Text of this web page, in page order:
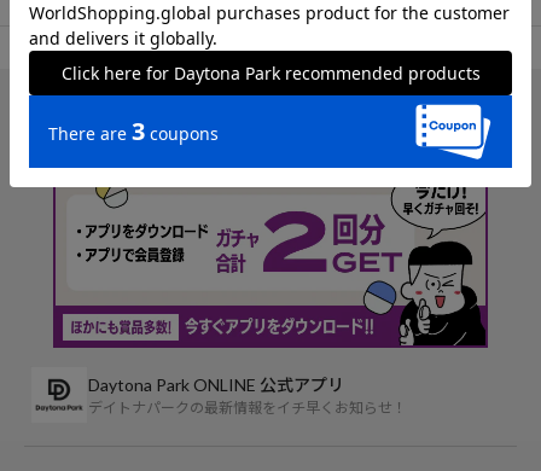
TOP OUTLET トップス
Daytona Park ONLINE 公式アプリ
デイトナパークの最新情報をイチ早くお知らせ！